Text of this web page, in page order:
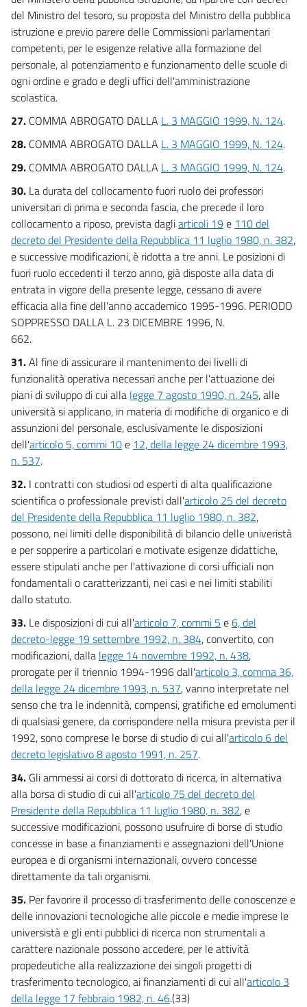
del Ministro del tesoro, su proposta del Ministro della pubblica
istruzione e previo parere delle Commissioni parlamentari
competenti, per le esigenze relative alla formazione del
personale, al potenziamento e funzionamento delle scuole di
ogni ordine e grado e degli uffici dell'amministrazione
scolastica.
27. COMMA ABROGATO DALLA L. 3 MAGGIO 1999, N. 124.
28. COMMA ABROGATO DALLA L. 3 MAGGIO 1999, N. 124.
29. COMMA ABROGATO DALLA L. 3 MAGGIO 1999, N. 124.
30. La durata del collocamento fuori ruolo dei professori
universitari di prima e seconda fascia, che precede il loro
collocamento a riposo, prevista dagliarticoli 19 e 110 del
decreto del Presidente della Repubblica 11 luglio 1980, n. 382,
e successive modificazioni, è ridotta a tre anni. Le posizioni di
fuori ruolo eccedenti il terzo anno, già disposte alla data di
entrata in vigore della presente legge, cessano di avere
efficacia alla fine dell'anno accademico 1995-1996. PERIODO
SOPPRESSO DALLA L. 23 DICEMBRE 1996, N.
662.
31.Al fine di assicurare il mantenimento dei livelli di
funzionalità operativa necessari anche per l'attuazione dei
piani di sviluppo di cui alla legge 7 agosto 1990, n. 245, alle
università si applicano, in materia di modifiche di organico e di
assunzioni del personale, esclusivamente le disposizioni
dell'articolo 5, commi 10e 12, della legge 24 dicembre 1993,
n. 537.
32. I contratti con studiosi od esperti di alta qualificazione
scientifica o professionale previsti dall'articolo 25 del decreto
del Presidente della Repubblica 11 luglio 1980, n. 382,
possono, nei limiti delle disponibilità di bilancio delle univeristà
e per sopperire a particolari e motivate esigenze didattiche,
essere stipulati anche per l'attivazione di corsi ufficiali non
fondamentali o caratterizzanti, nei casi e nei limiti stabiliti
dallo statuto.
33. Le disposizioni di cui all'articolo 7, commi 5 e6, del
decreto-legge 19 settembre 1992, n. 384, convertito, con
modificazioni, dalla legge 14 novembre 1992, n. 438,
prorogate per il triennio 1994-1996 dall'articolo 3, comma 36,
della legge 24 dicembre 1993, n. 537, vanno interpretate nel
senso che tra le indennità, compensi, gratifiche ed emolumenti
di qualsiasi genere, da corrispondere nella misura prevista per il
1992, sono comprese le borse di studio di cui all'articolo 6 del
decreto legislativo 8 agosto 1991, n. 257.
34. Gli ammessi ai corsi di dottorato di ricerca, in alternativa
alla borsa di studio di cui all'articolo 75 del decreto del
Presidente della Repubblica 11 luglio 1980, n. 382, e
successive modificazioni, possono usufruire di borse di studio
concesse in base a finanziamenti e assegnazioni dell'Unione
europea e di organismi internazionali, ovvero concesse
direttamente da tali organismi.
35. Per favorire il processo di trasferimento delle conoscenze e
delle innovazioni tecnologiche alle piccole e medie imprese le
universistà e gli enti pubblici di ricerca non strumentali a
carattere nazionale possono accedere, per le attività
propedeutiche alla realizzazione dei singoli progetti di
trasferimento tecnologico, ai finanziamenti di cui all'articolo 3
della legge 17 febbraio 1982, n. 46.(33)